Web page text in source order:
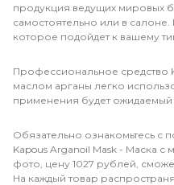
продукция ведущих мировых
самостоятельно или в
которое подойдет к вашему
Профессиональное средство
маслом арганы легко
применения будет ожидаемый
Обязательно ознакомьтесь с
Kapous Arganoil Mask - Маска с
фото, цену 1027 рублей,
На каждый товар